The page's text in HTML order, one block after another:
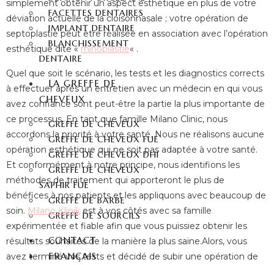
FACETTES DENTAIRES
IMPLANT DENTAIRE
BLANCHISSEMENT
DENTAIRE
LA GREFFE DE
CHEVEUX
GREFFE DE CHEVEUX
GREFFE DE CHEVEUX FUE
GREFFE DE CHEVEUX DHI
GREFFE DE CHEVEUX
SAPHIR FUE
GREFFE DE BARBE
GREFFE DE SOURCILS
CONTACT
FRANÇAIS
simplement obtenir un aspect esthétique en plus de votre
déviation actuelle de la cloisonnasale ; votre opération de
septoplastie peut être réalisée en association avec l’opération
esthétique dite «rhinoplastie« .
Quel que soit le scénario, les tests et les diagnostics corrects
à effectuer après un entretien avec un médecin en qui vous
avez confiance sont peut-être la partie la plus importante de
ce processus. En tant que famille Milano Clinic, nous
accordons la priorité à votre santé. Nous ne réalisons aucune
opération esthétique qui ne soit pas adaptée à votre santé.
Et conformément à notre principe, nous identifions les
méthodes de traitement qui apporteront le plus de
bénéfices à nos patients et les appliquons avec beaucoup de
soin. Milano Klinik est à vos côtés avec sa famille
expérimentée et fiable afin que vous puissiez obtenir les
résultats souhaités de la manière la plus saine.Alors, vous
avez terminé vos tests et décidé de subir une opération de